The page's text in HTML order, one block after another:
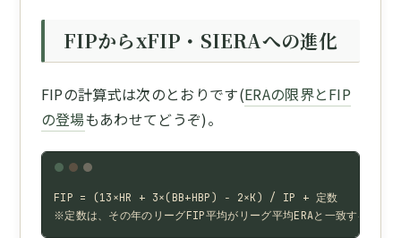
FIPからxFIP・SIERAへの進化
FIPの計算式は次のとおりです(ERAの限界とFIP
の登場もあわせてどうぞ)。
FIP = (13×HR + 3×(BB+HBP) − 2×K) / IP + 定数
※定数は、その年のリーグFIP平均がリーグ平均ERAと一致するよ